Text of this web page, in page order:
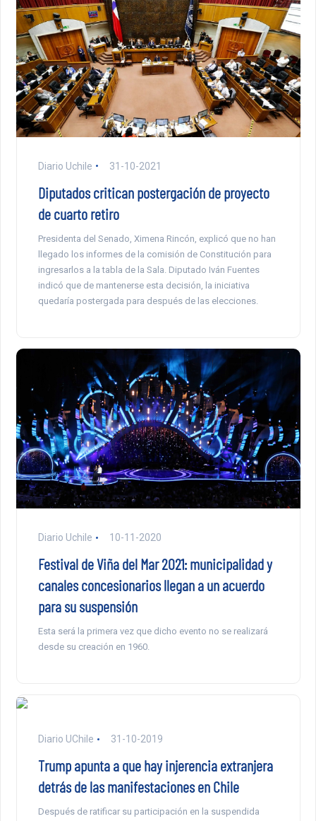
Diario Uchile 31-10-2021
Diputados critican postergación de proyecto
de cuarto retiro
Presidenta del Senado, Ximena Rincón, explicó que no han
llegado los informes de la comisión de Constitución para
ingresarlos a la tabla de la Sala. Diputado Iván Fuentes
indicó que de mantenerse esta decisión, la iniciativa
quedaría postergada para después de las elecciones.
Diario Uchile 10-11-2020
Festival de Viña del Mar 2021: municipalidad y
canales concesionarios llegan a un acuerdo
para su suspensión
Esta será la primera vez que dicho evento no se realizará
desde su creación en 1960.
Diario UChile 31-10-2019
Trump apunta a que hay injerencia extranjera
detrás de las manifestaciones en Chile
Después de ratificar su participación en la suspendida